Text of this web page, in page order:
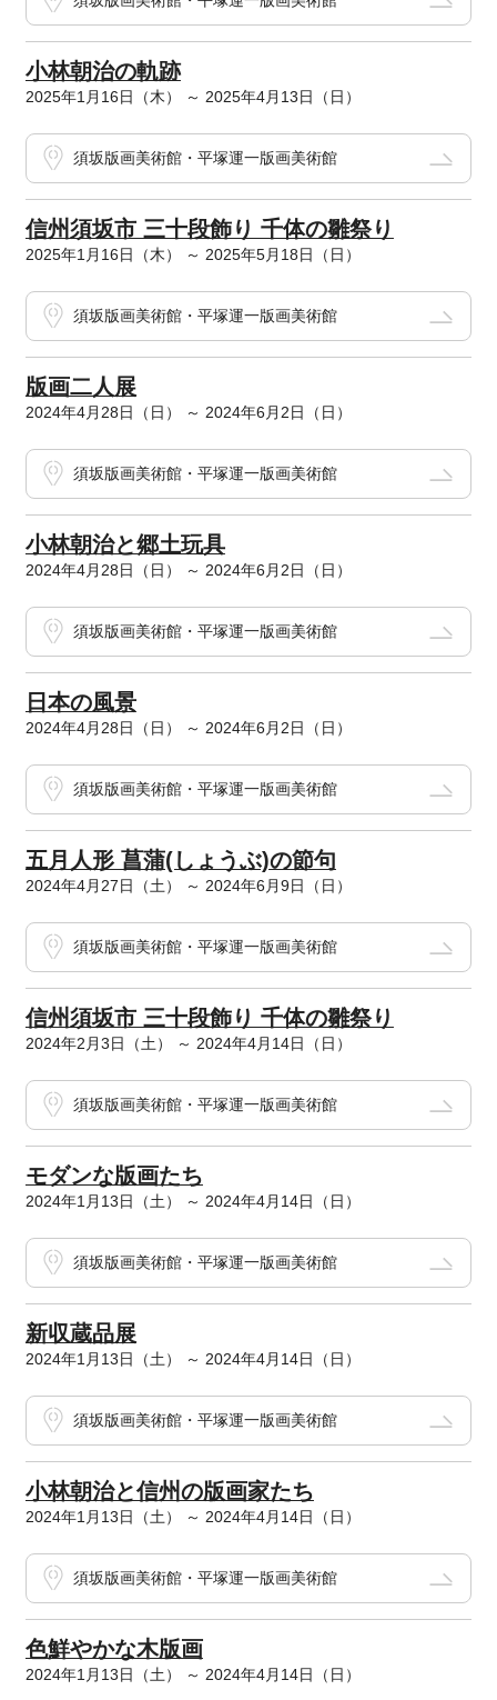
小林朝治の軌跡
2025年1月16日（木） ～ 2025年4月13日（日）
須坂版画美術館・平塚運一版画美術館
信州須坂市 三十段飾り 千体の雛祭り
2025年1月16日（木） ～ 2025年5月18日（日）
須坂版画美術館・平塚運一版画美術館
版画二人展
2024年4月28日（日） ～ 2024年6月2日（日）
須坂版画美術館・平塚運一版画美術館
小林朝治と郷土玩具
2024年4月28日（日） ～ 2024年6月2日（日）
須坂版画美術館・平塚運一版画美術館
日本の風景
2024年4月28日（日） ～ 2024年6月2日（日）
須坂版画美術館・平塚運一版画美術館
五月人形 菖蒲(しょうぶ)の節句
2024年4月27日（土） ～ 2024年6月9日（日）
須坂版画美術館・平塚運一版画美術館
信州須坂市 三十段飾り 千体の雛祭り
2024年2月3日（土） ～ 2024年4月14日（日）
須坂版画美術館・平塚運一版画美術館
モダンな版画たち
2024年1月13日（土） ～ 2024年4月14日（日）
須坂版画美術館・平塚運一版画美術館
新収蔵品展
2024年1月13日（土） ～ 2024年4月14日（日）
須坂版画美術館・平塚運一版画美術館
小林朝治と信州の版画家たち
2024年1月13日（土） ～ 2024年4月14日（日）
須坂版画美術館・平塚運一版画美術館
色鮮やかな木版画
2024年1月13日（土） ～ 2024年4月14日（日）